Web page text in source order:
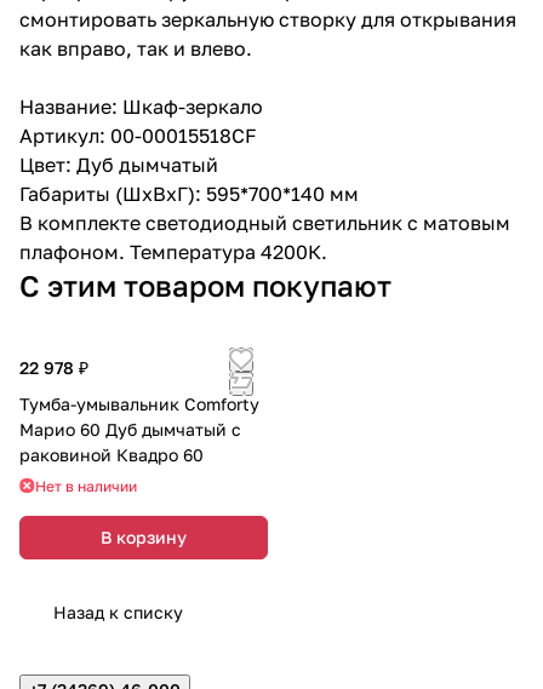
смонтировать зеркальную створку для открывания
как вправо, так и влево.
Название: Шкаф-зеркало
Артикул: 00-00015518CF
Цвет: Дуб дымчатый
Габариты (ШхВхГ): 595*700*140 мм
В комплекте светодиодный светильник с матовым
плафоном. Температура 4200К.
С этим товаром покупают
22 978 ₽
Тумба-умывальник Comforty
Марио 60 Дуб дымчатый с
раковиной Квадро 60
Нет в наличии
В корзину
Назад к списку